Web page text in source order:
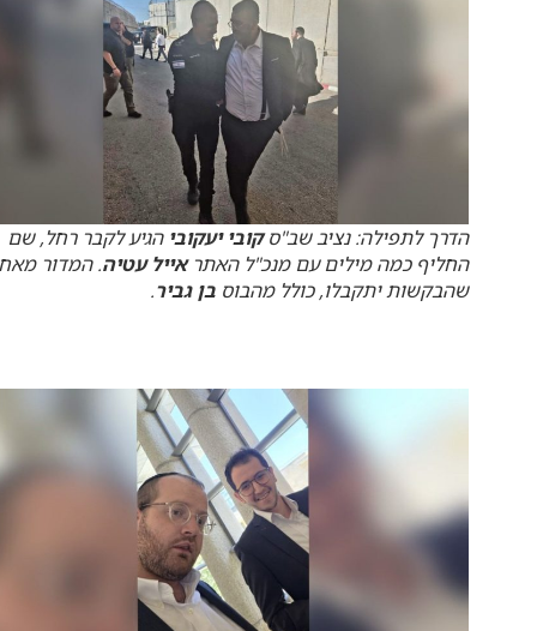
הדרך לתפילה: נציב שב"סקובי יעקובי הגיע לקבר רחל, שם
החליף כמה מילים עם מנכ"ל האתראייל עטיה. המדור
שהבקשות יתקבלו, כולל מהבוס בן גביר.